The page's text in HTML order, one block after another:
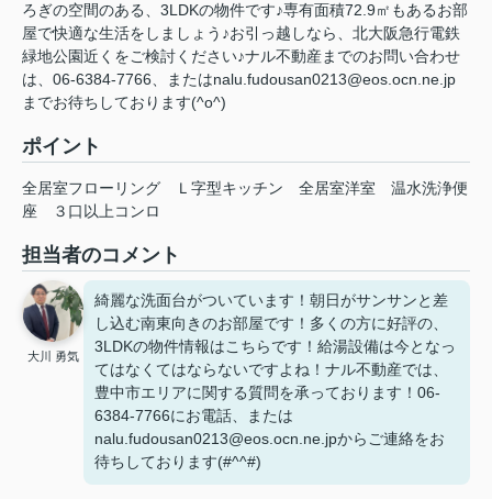
ろぎの空間のある、3LDKの物件です♪専有面積72.9㎡もあるお部
屋で快適な生活をしましょう♪お引っ越しなら、北大阪急行電鉄
緑地公園近くをご検討ください♪ナル不動産までのお問い合わせ
は、06-6384-7766、またはnalu.fudousan0213@eos.ocn.ne.jp
までお待ちしております(^o^)
ポイント
全居室フローリング Ｌ字型キッチン 全居室洋室
温水洗浄便
座
３口以上コンロ
担当者のコメント
大川 勇気
綺麗な洗面台がついています！朝日がサンサンと差
し込む南東向きのお部屋です！多くの方に好評の、
3LDKの物件情報はこちらです！給湯設備は今となっ
てはなくてはならないですよね！ナル不動産では、
豊中市エリアに関する質問を承っております！06-
6384-7766にお電話、または
nalu.fudousan0213@eos.ocn.ne.jpからご連絡をお
待ちしております(#^^#)